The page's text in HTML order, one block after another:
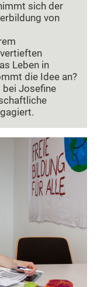
sich der
von
Leben in
die Idee an?
bei Josefine